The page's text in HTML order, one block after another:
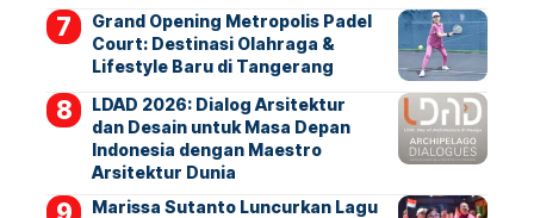
Grand Opening Metropolis Padel
Court: Destinasi Olahraga &
Lifestyle Baru di Tangerang
LDAD 2026: Dialog Arsitektur
dan Desain untuk Masa Depan
Indonesia dengan Maestro
Arsitektur Dunia
Marissa Sutanto Luncurkan Lagu